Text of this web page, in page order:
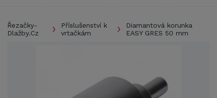
Řezačky-
Dlažby.Cz
Příslušenství k
vrtačkám
Diamantová korunka
EASY GRES 50 mm